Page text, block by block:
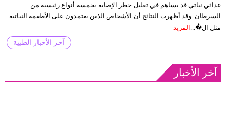
غذائي نباتي قد يساهم في تقليل خطر الإصابة بخمسة أنواع رئيسية من
السرطان. وقد أظهرت النتائج أن الأشخاص الذين يعتمدون على الأطعمة النباتية
مثل ال�...
المزيد
آخر الأخبار الطبية
آخر الأخبار